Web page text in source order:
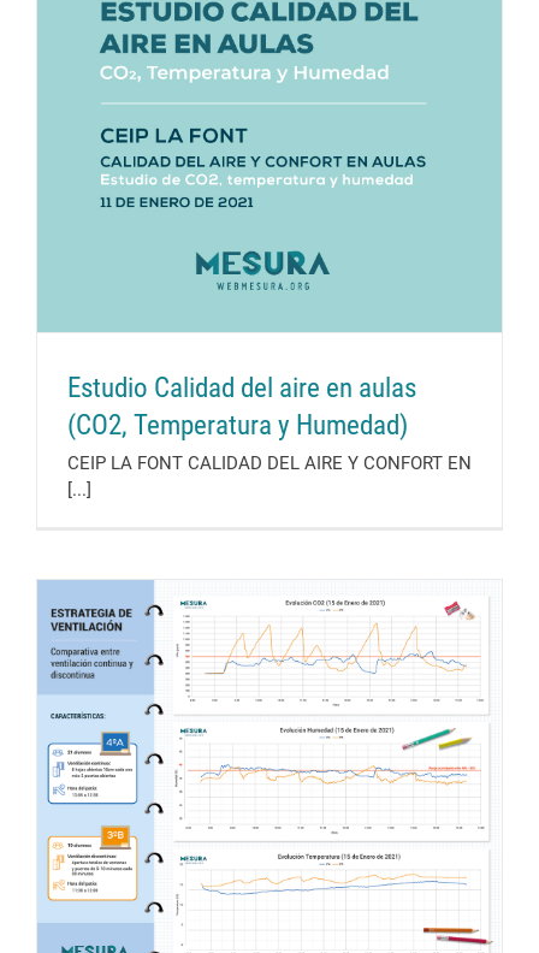
Estudio Calidad del aire en aulas
(CO2, Temperatura y Humedad)
CEIP LA FONT CALIDAD DEL AIRE Y CONFORT EN
[...]